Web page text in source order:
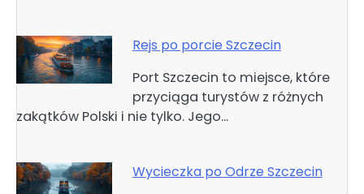
Rejs po porcie Szczecin
Port Szczecin to miejsce, które
przyciąga turystów z różnych
zakątków Polski i nie tylko. Jego…
Wycieczka po Odrze Szczecin